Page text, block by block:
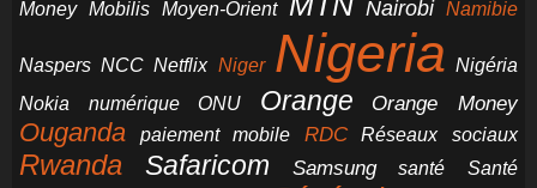
Money Mobilis Moyen-Orient Nairobi Namibie
Naspers NCC Netflix Niger Nigeria Nigéria
Nokia
numérique ONU Orange Orange Money
Ouganda paiement mobile RDC Réseaux sociaux
Rwanda Safaricom Samsung santé Santé